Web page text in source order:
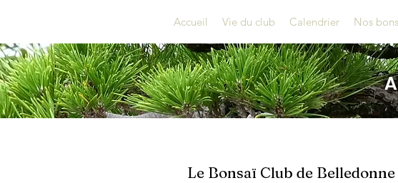
Accueil Vie du club Calendrier Nos
Le Bonsaï Club de